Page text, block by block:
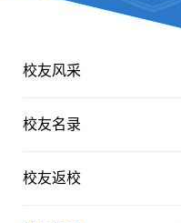
校友风采
校友名录
校友返校